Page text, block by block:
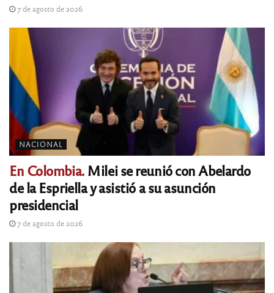
7 de agosto de 2026
NACIONAL
En Colombia.Milei se reunió con Abelardo
de la Espriella y asistió a su asunción
presidencial
7 de agosto de 2026